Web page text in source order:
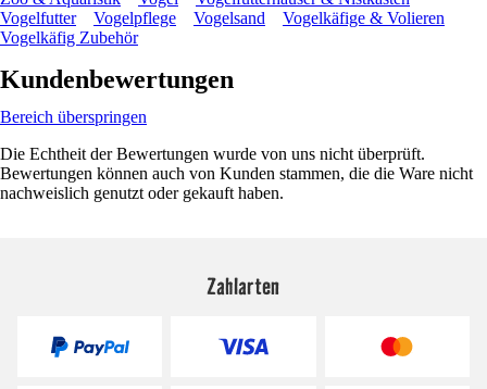
Vogelfutter
Vogelpflege Vogelsand
Vogelkäfige & Volieren
Vogelkäfig Zubehör
Kundenbewertungen
Bereich überspringen
Die Echtheit der Bewertungen wurde von uns nicht überprüft.
Bewertungen können auch von Kunden stammen, die die Ware nicht
nachweislich genutzt oder gekauft haben.
Zahlarten